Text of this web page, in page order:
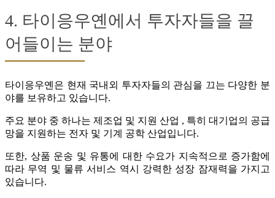
4. 타이응우옌에서 투자자들을 끌
어들이는 분야
타이응우옌은 현재 국내외 투자자들의 관심을 끄는 다양한 분
야를 보유하고 있습니다.
주요 분야 중 하나는 제조업 및 지원 산업 , 특히 대기업의 공급
망을 지원하는 전자 및 기계 공학 산업입니다.
또한, 상품 운송 및 유통에 대한 수요가 지속적으로 증가함에
따라 무역 및 물류 서비스 역시 강력한 성장 잠재력을 가지고
있습니다.